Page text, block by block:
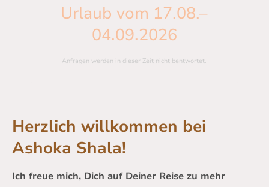
Urlaub vom 17.08.–
04.09.2026
Anfragen werden in dieser Zeit nicht bentwortet.
Herzlich willkommen bei
Ashoka Shala!
Ich freue mich, Dich auf Deiner Reise zu mehr